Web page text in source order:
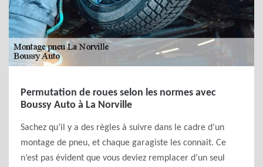
Permutation de roues selon les normes avec
Boussy Auto à La Norville
Sachez qu’il y a des règles à suivre dans le cadre d’un
montage de pneu, et chaque garagiste les connait. Ce
n’est pas évident que vous deviez remplacer d’un seul